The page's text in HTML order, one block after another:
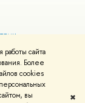
сайта
Более
cookies
вы
✖